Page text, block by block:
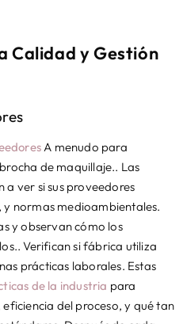
Calidad y Gestión
A menudo para
de maquillaje.. Las
ver si sus proveedores
normas medioambientales.
y observan cómo los
Verifican si fábrica utiliza
prácticas laborales. Estas
de la industria para
del proceso, y qué tan